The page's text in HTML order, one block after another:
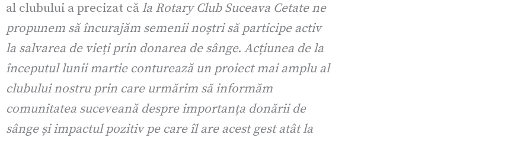
al clubului a precizat căla Rotary Club Suceava Cetate ne
propunem să încurajăm semenii noștri să participe activ
la salvarea de vieți prin donarea de sânge. Acțiunea de la
începutul lunii martie conturează un proiect mai amplu al
clubului nostru prin care urmărim să informăm
comunitatea suceveană despre importanța donării de
sânge și impactul pozitiv pe care îl are acest gest atât la